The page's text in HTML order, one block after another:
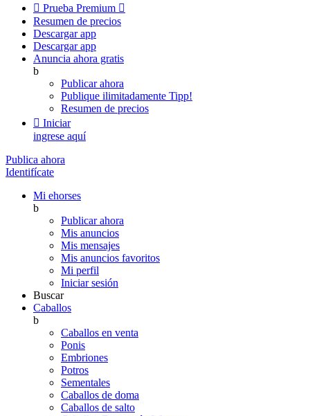
 Prueba Premium 
Resumen de precios
Descargar app
Descargar app
Anuncia ahora gratis
b
Publicar ahora
Publique ilimitadamente Tipp!
Resumen de precios
 Iniciar
ingrese aquí
Publica ahora
Identifícate
Mi ehorses
b
Publicar ahora
Mis anuncios
Mis mensajes
Mis anuncios favoritos
Mi perfil
Iniciar sesión
Buscar
Caballos
b
Caballos en venta
Ponis
Embriones
Potros
Sementales
Caballos de doma
Caballos de salto